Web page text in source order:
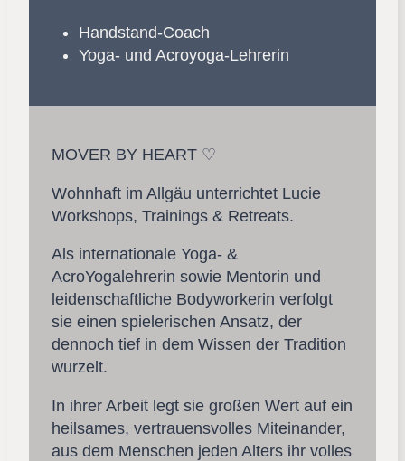
Handstand-Coach
Yoga- und Acroyoga-Lehrerin
MOVER BY HEART ♡
Wohnhaft im Allgäu unterrichtet Lucie
Workshops, Trainings & Retreats.
Als internationale Yoga- &
AcroYogalehrerin sowie Mentorin und
leidenschaftliche Bodyworkerin verfolgt
sie einen spielerischen Ansatz, der
dennoch tief in dem Wissen der Tradition
wurzelt.
In ihrer Arbeit legt sie großen Wert auf ein
heilsames, vertrauensvolles Miteinander,
aus dem Menschen jeden Alters ihr volles